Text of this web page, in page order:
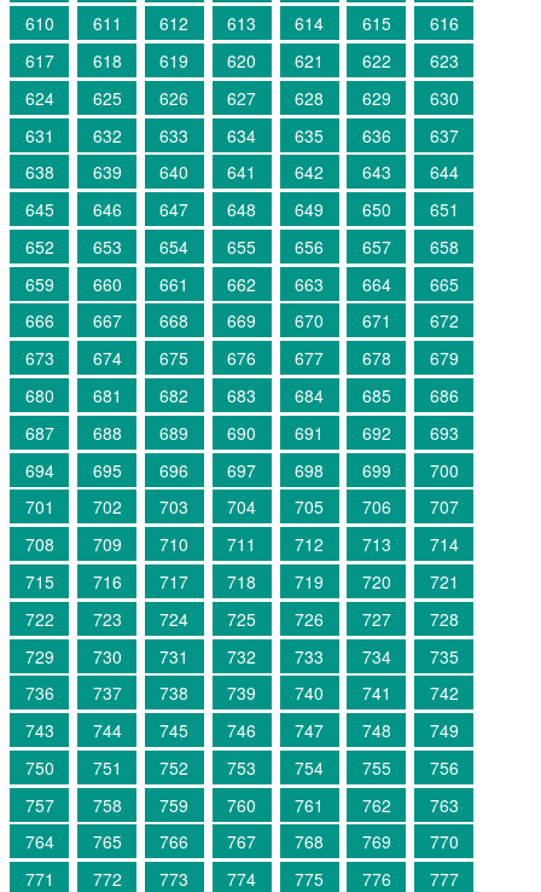
610
611 612 613 614 615
616
617
618 619 620 621 622
623
624
625 626 627 628 629
630
631
632 633 634 635 636
637
638
639 640 641 642 643
644
645
646 647 648 649 650
651
652
653 654 655 656 657
658
659
660 661 662 663 664
665
666
667 668 669 670 671
672
673
674 675 676 677 678
679
680
681 682 683 684 685
686
687
688 689 690 691 692
693
694
695 696 697 698 699
700
701
702 703 704 705 706
707
708
709 710 711 712 713
714
715
716 717 718 719 720
721
722
723 724 725 726 727
728
729
730 731 732 733 734
735
736
737 738 739 740 741
742
743
744 745 746 747 748
749
750
751 752 753 754 755
756
757
758 759 760 761 762
763
764
765 766 767 768 769
770
771
772 773 774 775 776
777